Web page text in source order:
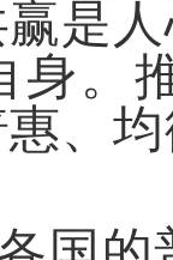
是
身。
、